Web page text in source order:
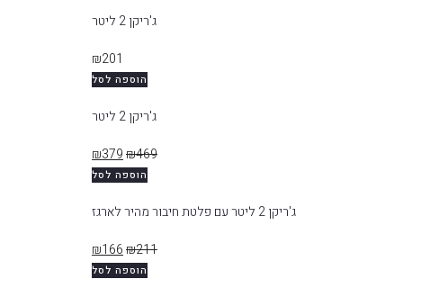
ג'ריקן 2 ליטר
הוספה לסל
ג'ריקן 2 ליטר
₪201
הוספה לסל
ג'ריקן 2 ליטר עם פלטת חיבור מהיר לארגז
₪469
₪379
הוספה לסל
₪211
₪166